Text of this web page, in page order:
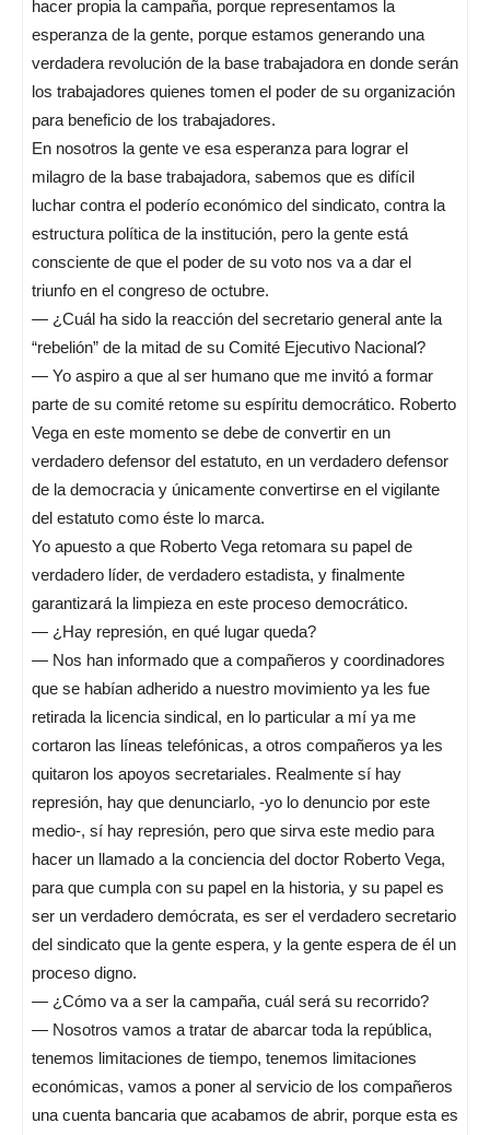
hacer propia la campaña, porque representamos la
esperanza de la gente, porque estamos generando una
verdadera revolución de la base trabajadora en donde serán
los trabajadores quienes tomen el poder de su organización
para beneficio de los trabajadores.
En nosotros la gente ve esa esperanza para lograr el
milagro de la base trabajadora, sabemos que es difícil
luchar contra el poderío económico del sindicato, contra la
estructura política de la institución, pero la gente está
consciente de que el poder de su voto nos va a dar el
triunfo en el congreso de octubre.
— ¿Cuál ha sido la reacción del secretario general ante la
“rebelión” de la mitad de su Comité Ejecutivo Nacional?
— Yo aspiro a que al ser humano que me invitó a formar
parte de su comité retome su espíritu democrático. Roberto
Vega en este momento se debe de convertir en un
verdadero defensor del estatuto, en un verdadero defensor
de la democracia y únicamente convertirse en el vigilante
del estatuto como éste lo marca.
Yo apuesto a que Roberto Vega retomara su papel de
verdadero líder, de verdadero estadista, y finalmente
garantizará la limpieza en este proceso democrático.
— ¿Hay represión, en qué lugar queda?
— Nos han informado que a compañeros y coordinadores
que se habían adherido a nuestro movimiento ya les fue
retirada la licencia sindical, en lo particular a mí ya me
cortaron las líneas telefónicas, a otros compañeros ya les
quitaron los apoyos secretariales. Realmente sí hay
represión, hay que denunciarlo, -yo lo denuncio por este
medio-, sí hay represión, pero que sirva este medio para
hacer un llamado a la conciencia del doctor Roberto Vega,
para que cumpla con su papel en la historia, y su papel es
ser un verdadero demócrata, es ser el verdadero secretario
del sindicato que la gente espera, y la gente espera de él un
proceso digno.
— ¿Cómo va a ser la campaña, cuál será su recorrido?
— Nosotros vamos a tratar de abarcar toda la república,
tenemos limitaciones de tiempo, tenemos limitaciones
económicas, vamos a poner al servicio de los compañeros
una cuenta bancaria que acabamos de abrir, porque esta es